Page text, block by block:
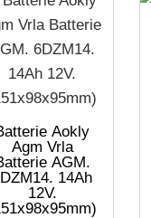
Aokly
Agm Vrla
AGM.
14Ah
12V.